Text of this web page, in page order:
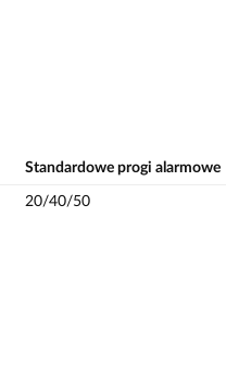
Standardowe progi alarmowe
20/40/50